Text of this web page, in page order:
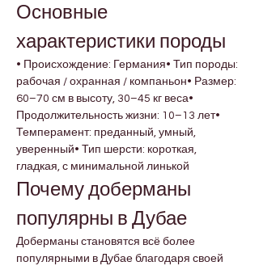
Основные
характеристики породы
• Происхождение: Германия• Тип породы:
рабочая / охранная / компаньон• Размер:
60–70 см в высоту, 30–45 кг веса•
Продолжительность жизни: 10–13 лет•
Темперамент: преданный, умный,
уверенный• Тип шерсти: короткая,
гладкая, с минимальной линькой
Почему доберманы
популярны в Дубае
Доберманы становятся всё более
популярными в Дубае благодаря своей